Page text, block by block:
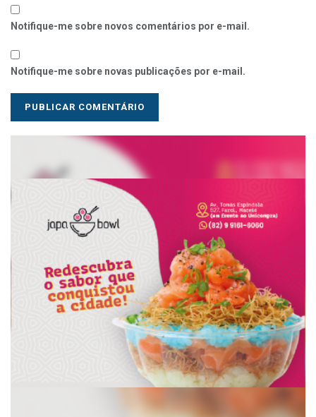
Notifique-me sobre novos comentários por e-mail.
Notifique-me sobre novas publicações por e-mail.